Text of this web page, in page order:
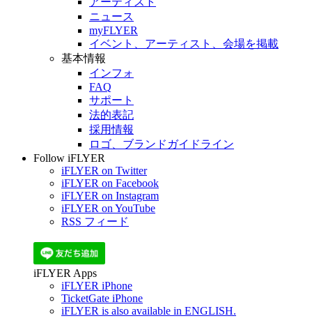
ニュース
myFLYER
イベント、アーティスト、会場を掲載
基本情報
インフォ
FAQ
サポート
法的表記
採用情報
ロゴ、ブランドガイドライン
Follow iFLYER
iFLYER on Twitter
iFLYER on Facebook
iFLYER on Instagram
iFLYER on YouTube
RSS フィード
iFLYER Apps
iFLYER iPhone
TicketGate iPhone
iFLYER is also available in ENGLISH.